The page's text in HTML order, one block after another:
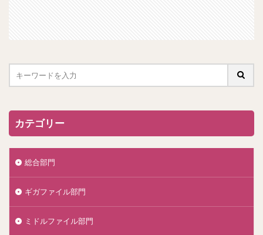
カテゴリー
総合部門
ギガファイル部門
ミドルファイル部門